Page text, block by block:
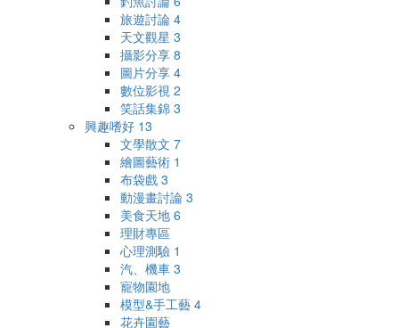
旅遊討論 4
天文觀星 3
攝影分享 8
圖片分享 4
數位影視 2
笑話集錦 3
興趣嗜好 13
文學散文 7
繪圖藝術 1
布袋戲 3
動漫畫討論 3
美食天地 6
理財專區
心理測驗 1
汽、機車 3
寵物園地
模型&手工藝 4
花卉園藝